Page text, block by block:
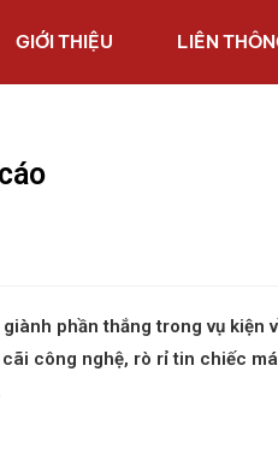
GIỚI THIỆU LIÊN
phần thắng trong vụ kiện
công nghệ, rò rỉ tin chiếc